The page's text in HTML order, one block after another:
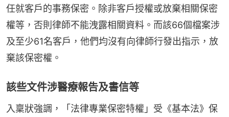
任就客戶的事務保密。除非客戶授權或放棄相關保密
權等，否則律師不能洩露相關資料。而該66個檔案涉
及至少61名客戶，他們均沒有向律師行發出指示，放
棄該保密權。
該些文件涉醫療報告及書信等
入稟狀強調，「法律專業保密特權」受《基本法》保